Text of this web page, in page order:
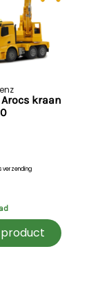
kraan
verzending
product